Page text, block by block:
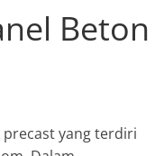
Beton
yang terdiri